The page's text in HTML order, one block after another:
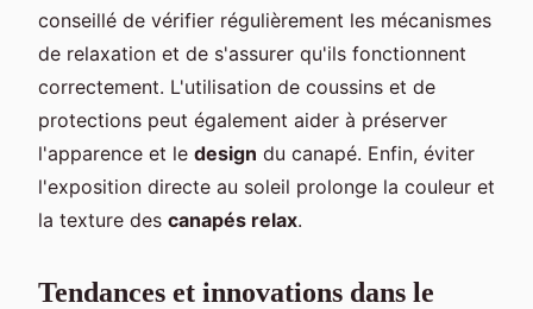
conseillé de vérifier régulièrement les mécanismes
de relaxation et de s'assurer qu'ils fonctionnent
correctement. L'utilisation de coussins et de
protections peut également aider à préserver
l'apparence et le design du canapé. Enfin, éviter
l'exposition directe au soleil prolonge la couleur et
la texture des canapés relax.
Tendances et innovations dans le